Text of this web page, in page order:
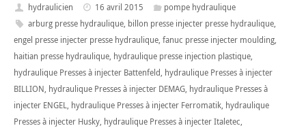
hydraulicien 16 avril 2015
pompe hydraulique
arburg presse hydraulique, billon presse injecter presse hydraulique,
engel presse injecter presse hydraulique, fanuc presse injecter moulding,
haitian presse hydraulique, hydraulique presse injection plastique,
hydraulique Presses à injecter Battenfeld, hydraulique Presses à injecter
BILLION, hydraulique Presses à injecter DEMAG, hydraulique Presses à
injecter ENGEL, hydraulique Presses à injecter Ferromatik, hydraulique
Presses à injecter Husky, hydraulique Presses à injecter Italetec,